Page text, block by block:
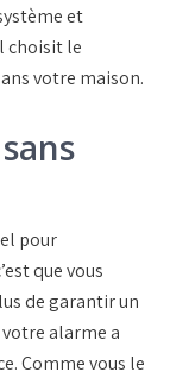
et
choisit le
votre maison.
pour
que vous
de garantir un
alarme a
Comme vous le